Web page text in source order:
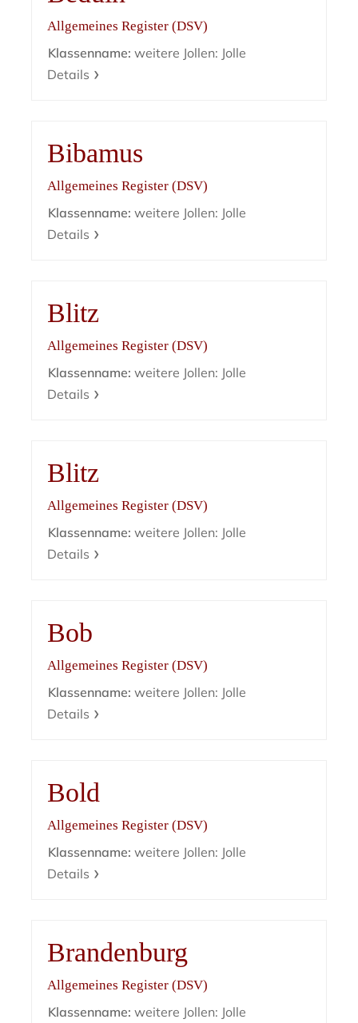
Allgemeines Register (DSV)
Klassenname: weitere Jollen: Jolle
Details
Bibamus
Allgemeines Register (DSV)
Klassenname: weitere Jollen: Jolle
Details
Blitz
Allgemeines Register (DSV)
Klassenname: weitere Jollen: Jolle
Details
Blitz
Allgemeines Register (DSV)
Klassenname: weitere Jollen: Jolle
Details
Bob
Allgemeines Register (DSV)
Klassenname: weitere Jollen: Jolle
Details
Bold
Allgemeines Register (DSV)
Klassenname: weitere Jollen: Jolle
Details
Brandenburg
Allgemeines Register (DSV)
Klassenname: weitere Jollen: Jolle